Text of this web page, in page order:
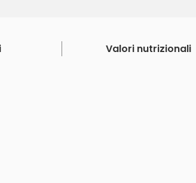
Valori nutrizionali